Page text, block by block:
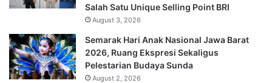
Salah Satu Unique Selling Point BRI
August 3, 2026
Semarak Hari Anak Nasional Jawa Barat
2026, Ruang Ekspresi Sekaligus
Pelestarian Budaya Sunda
August 2, 2026